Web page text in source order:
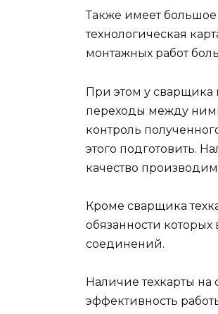
Также имеет большое
технологическая
монтажных работ
При этом у сварщика
переходы между
контроль
этого подготовить.
качество
Кроме сварщика
обязанности
соединений.
Наличие техкарты на
эффективность